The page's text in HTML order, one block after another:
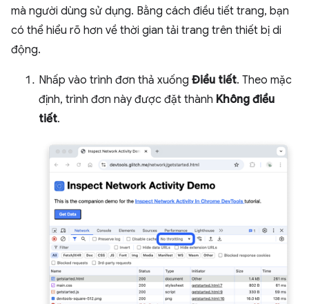
mà người dùng sử dụng. Bằng cách điều tiết trang, bạn
có thể hiểu rõ hơn về thời gian tải trang trên thiết bị di
động.
Nhấp vào trình đơn thả xuống Điều tiết. Theo mặc
định, trình đơn này được đặt thành Không điều
tiết.